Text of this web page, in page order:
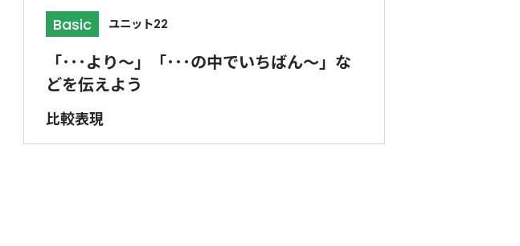
Basic ユニット22
「･･･より～」「･･･の中でいちばん～」な
どを伝えよう
比較表現